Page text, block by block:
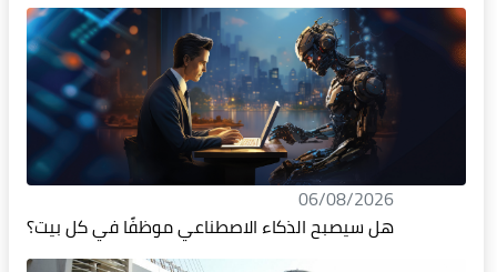
06/08/2026
هل سيصبح الذكاء الاصطناعي موظفًا في كل بيت؟